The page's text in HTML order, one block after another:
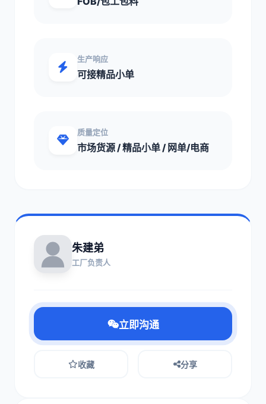
生产响应
可接精品小单
质量定位
市场货源 / 精品小单 / 网单/电商
朱建弟
工厂负责人
立即沟通
收藏 分享